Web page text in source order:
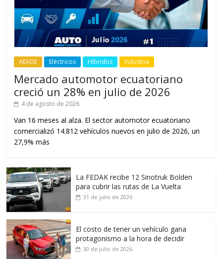
AEADE Eléctricos Híbridos Industria
Mercado automotor ecuatoriano
creció un 28% en julio de 2026
4 de agosto de 2026
Van 16 meses al alza. El sector automotor ecuatoriano
comercializó 14.812 vehículos nuevos en julio de 2026, un
27,9% más
La FEDAK recibe 12 Sinotruk Bolden
para cubrir las rutas de La Vuelta
31 de julio de 2026
El costo de tener un vehículo gana
protagonismo a la hora de decidir
30 de julio de 2026